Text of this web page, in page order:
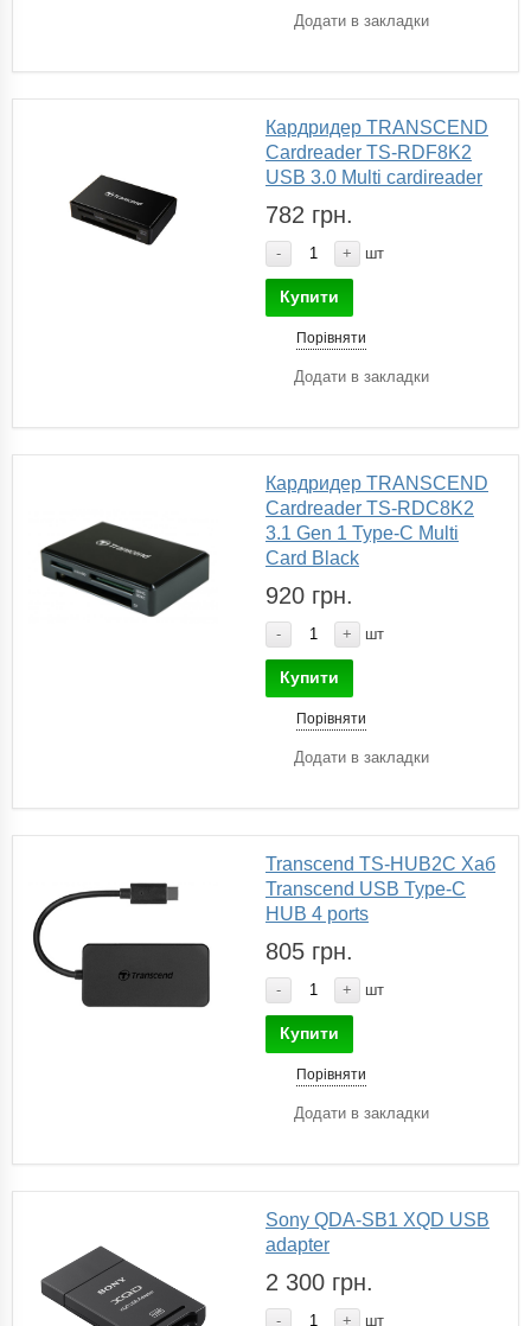
Додати в закладки
Кардридер TRANSCEND
Cardreader TS-RDF8K2
USB 3.0 Multi cardireader
782 грн.
- + шт
Купити
Порівняти
Додати в закладки
Кардридер TRANSCEND
Cardreader TS-RDC8K2
3.1 Gen 1 Type-C Multi
Card Black
920 грн.
- + шт
Купити
Порівняти
Додати в закладки
Transcend TS-HUB2C Хаб
Transcend USB Type-C
HUB 4 ports
805 грн.
- + шт
Купити
Порівняти
Додати в закладки
Sony QDA-SB1 XQD USB
adapter
2 300 грн.
- + шт